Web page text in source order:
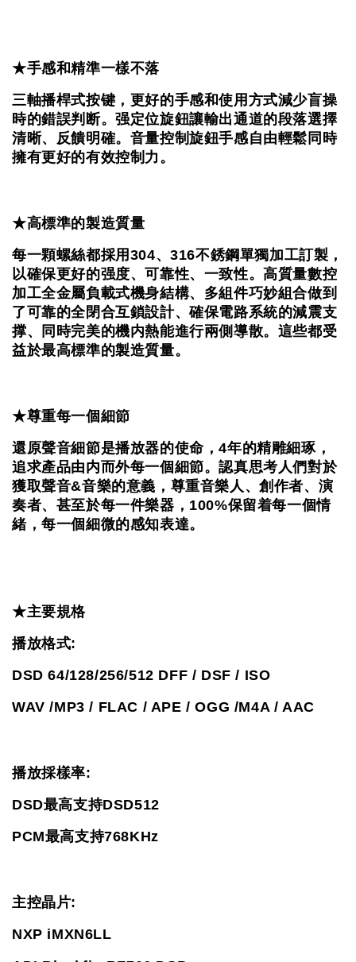
★手感和精準一樣不落
三軸播桿式按键，更好的手感和使用方式減少盲操
時的錯誤判断。强定位旋鈕讓輸出通道的段落選擇
清晰、反饋明確。 音量控制旋鈕手感自由輕鬆同時
擁有更好的有效控制力。
★高標準的製造質量
每一顆螺絲都採用304、316不銹鋼單獨加工訂製，
以確保更好的强度、可靠性、一致性。高質量數控
加工全金屬負載式機身結構、多組件巧妙組合做到
了可靠的全閉合互鎖設計、確保電路系統的減震支
撑、
同時完美的機内熱能進行兩側導散。 這些都受
益於最高標準的製造質量。
★尊重每一個細節
還原聲音細節是播放器的使命，4年的精雕細琢，
追求產品由内而外每一個細節。認真思考人們對於
獲取聲音&音樂的意義，尊重音樂人、創作者、演
奏者、甚至於每一件樂器，100%保留着每一個情
緒，每一個細微的感知表達。
★主要規格
播放格式:
DSD 64/128/256/512 DFF / DSF / ISO
WAV /MP3 / FLAC / APE / OGG /M4A / AAC
播放採樣率:
DSD最高支持DSD512
PCM最高支持768KHz
主控晶片:
NXP iMXN6LL